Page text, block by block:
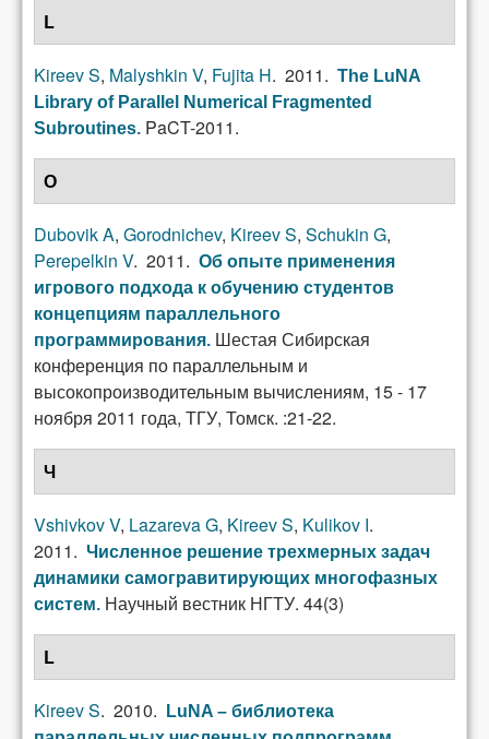
L
Kireev S, Malyshkin V, Fujita H. 2011. The LuNA
Library of Parallel Numerical Fragmented
Subroutines. PaCT-2011.
О
Dubovik A, Gorodnichev, Kireev S, Schukin G,
Perepelkin V. 2011. Об опыте применения
игрового подхода к обучению студентов
концепциям параллельного
программирования. Шестая Сибирская
конференция по параллельным и
высокопроизводительным вычислениям, 15 - 17
ноября 2011 года, ТГУ, Томск. :21-22.
Ч
Vshivkov V, Lazareva G, Kireev S, Kulikov I.
2011. Численное решение трехмерных задач
динамики самогравитирующих многофазных
систем. Научный вестник НГТУ. 44(3)
L
Kireev S. 2010.
LuNA – библиотека